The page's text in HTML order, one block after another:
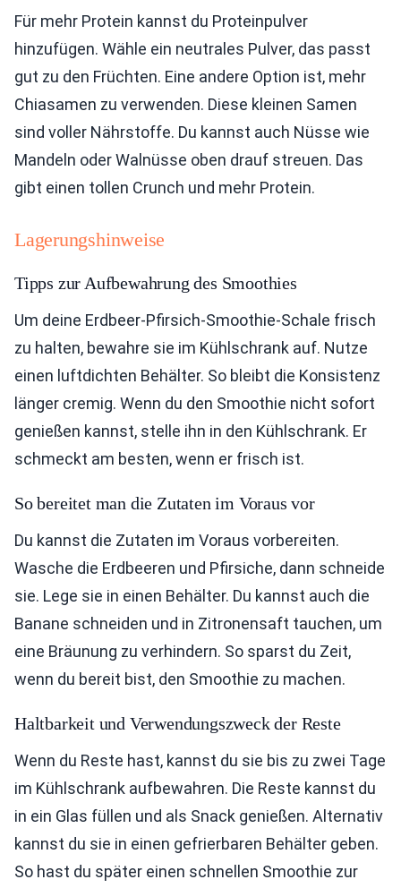
Für mehr Protein kannst du Proteinpulver
hinzufügen. Wähle ein neutrales Pulver, das passt
gut zu den Früchten. Eine andere Option ist, mehr
Chiasamen zu verwenden. Diese kleinen Samen
sind voller Nährstoffe. Du kannst auch Nüsse wie
Mandeln oder Walnüsse oben drauf streuen. Das
gibt einen tollen Crunch und mehr Protein.
Lagerungshinweise
Tipps zur Aufbewahrung des Smoothies
Um deine Erdbeer-Pfirsich-Smoothie-Schale frisch
zu halten, bewahre sie im Kühlschrank auf. Nutze
einen luftdichten Behälter. So bleibt die Konsistenz
länger cremig. Wenn du den Smoothie nicht sofort
genießen kannst, stelle ihn in den Kühlschrank. Er
schmeckt am besten, wenn er frisch ist.
So bereitet man die Zutaten im Voraus vor
Du kannst die Zutaten im Voraus vorbereiten.
Wasche die Erdbeeren und Pfirsiche, dann schneide
sie. Lege sie in einen Behälter. Du kannst auch die
Banane schneiden und in Zitronensaft tauchen, um
eine Bräunung zu verhindern. So sparst du Zeit,
wenn du bereit bist, den Smoothie zu machen.
Haltbarkeit und Verwendungszweck der Reste
Wenn du Reste hast, kannst du sie bis zu zwei Tage
im Kühlschrank aufbewahren. Die Reste kannst du
in ein Glas füllen und als Snack genießen. Alternativ
kannst du sie in einen gefrierbaren Behälter geben.
So hast du später einen schnellen Smoothie zur